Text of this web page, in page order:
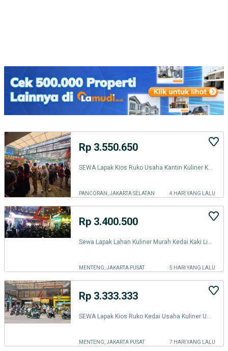
Rp 3.550.650
PANCORAN, JAKARTA SELATAN 4 HARI YANG LALU
Rp 3.400.500
MENTENG, JAKARTA PUSAT 5 HARI YANG LALU
Rp 3.333.333
MENTENG, JAKARTA PUSAT 7 HARI YANG LALU